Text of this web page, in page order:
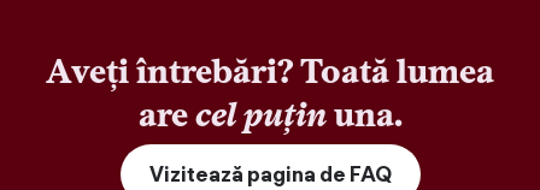
Aveți întrebări? Toată lumea
arecel puținuna.
Vizitează pagina de FAQ